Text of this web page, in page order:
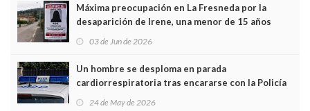
Máxima preocupación en La Fresneda por la
desaparición de Irene, una menor de 15 años
03 de Jun de 2026
Un hombre se desploma en parada
cardiorrespiratoria tras encararse con la Policía
Local en Luanco
24 de May de 2026